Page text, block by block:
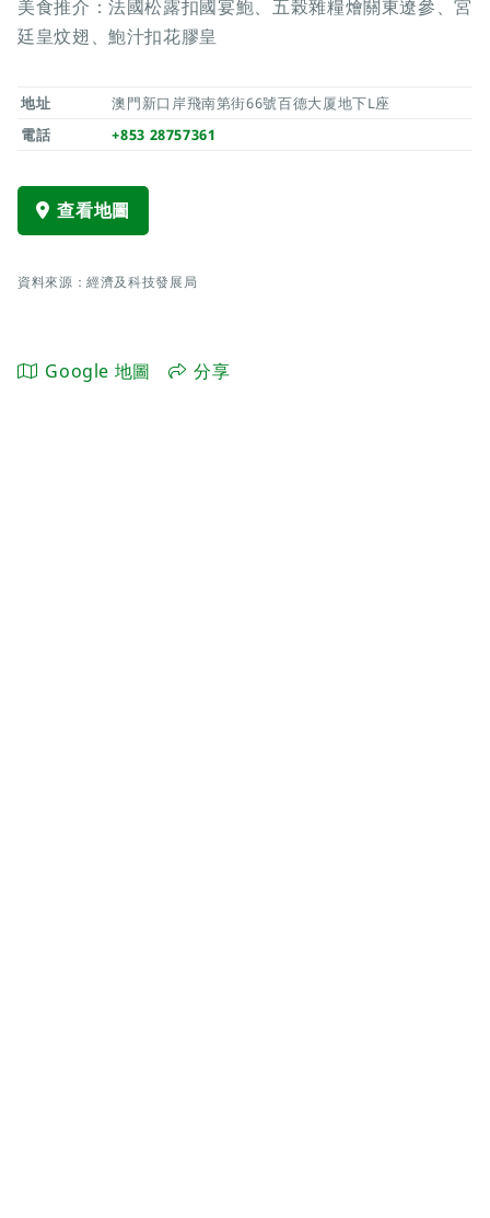
美食推介：法國松露扣國宴鮑、五榖雜糧燴關東遼參、宮
廷皇炆翅、鮑汁扣花膠皇
地址
澳門新口岸飛南第街66號百德大厦地下L座
電話
+853 28757361
查看地圖
資料來源：經濟及科技發展局
Google 地圖 分享